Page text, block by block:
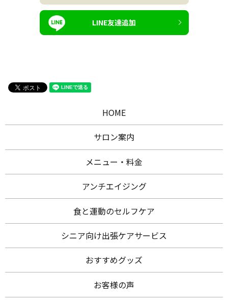
LINE友達追加
HOME
サロン案内
メニュー・料金
アンチエイジング
食と運動のセルフケア
シニア向け出張ケアサービス
おすすめグッズ
お客様の声